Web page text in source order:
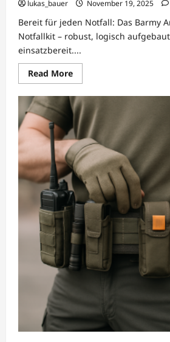
lukas_bauer November 19, 2025
Bereit für jeden Notfall: Das Barmy
Notfallkit – robust, logisch
einsatzbereit....
Read MoreRead
more
Barmy
Army
Notfallkit
Erste
Hilfe
–
taktische
Ausrüstung